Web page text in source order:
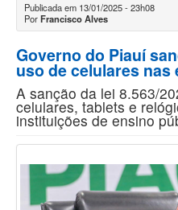
Publicada em 13/01/2025 - 23h08
PorFrancisco Alves
Governo do Piauí
uso de celulares nas
A sanção da lei 8.563/
celulares, tablets e
instituições de ensino